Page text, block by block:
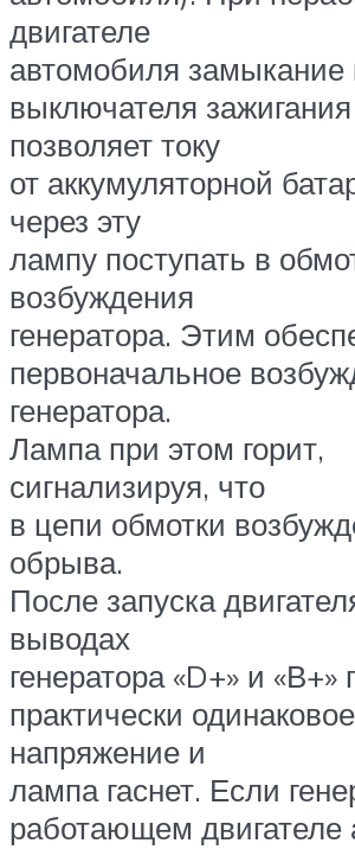
двигателе
автомобиля замыкание
выключателя
позволяет току
от аккумуляторной
через эту
лампу поступать в
возбуждения
генератора. Этим
первоначальное
генератора.
Лампа при этом горит,
сигнализируя, что
в цепи обмотки
обрыва.
После запуска
выводах
генератора «D+» и «В+»
практически одинаковое
напряжение и
лампа гаснет. Если
работающем двигателе